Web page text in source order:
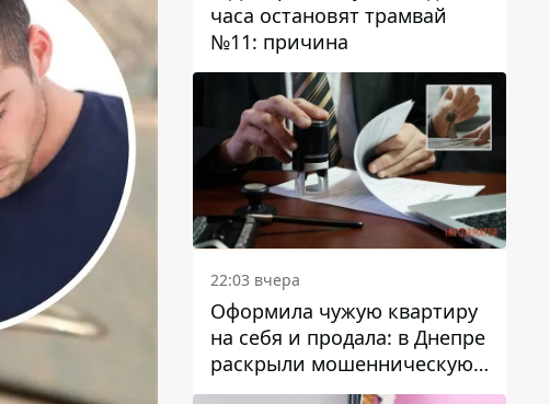
часа остановят трамвай
№11: причина
22:03 вчера
Оформила чужую квартиру
на себя и продала: в Днепре
раскрыли мошенническую
схему с недвижимостью